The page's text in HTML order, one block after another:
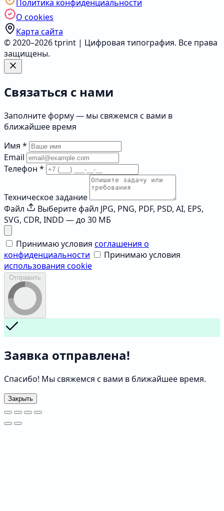
Политика конфиденциальности
О cookies
Карта сайта
© 2020–2026 tprint | Цифровая типография. Все права
защищены.
Связаться с нами
Заполните форму — мы свяжемся с вами в
ближайшее время
Имя *
Email
Телефон *
Техническое задание
Файл
Выберите файл JPG, PNG, PDF, PSD, AI, EPS,
SVG, CDR, INDD — до 30 МБ
Принимаю условия соглашения о
конфиденциальности
Принимаю условия
использования cookie
Отправить
Заявка отправлена!
Спасибо! Мы свяжемся с вами в ближайшее время.
Закрыть